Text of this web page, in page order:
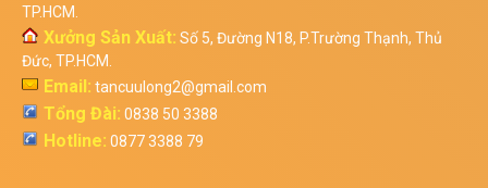
TP.HCM.
Xưởng Sản Xuất: Số 5, Đường N18, P.Trường Thạnh, Thủ
Đức, TP.HCM.
Email: tancuulong2@gmail.com
Tổng Đài: 0838 50 3388
Hotline: 0877 3388 79